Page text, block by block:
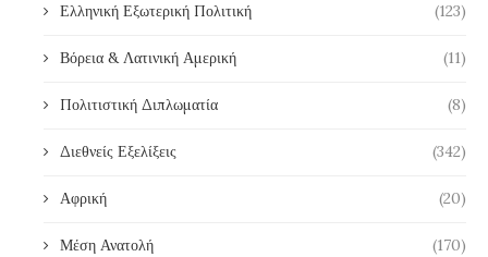
Ελληνική Εξωτερική Πολιτική (123)
Βόρεια & Λατινική Αμερική (11)
Πολιτιστική Διπλωματία (8)
Διεθνείς Εξελίξεις (342)
Αφρική (20)
Μέση Ανατολή (170)